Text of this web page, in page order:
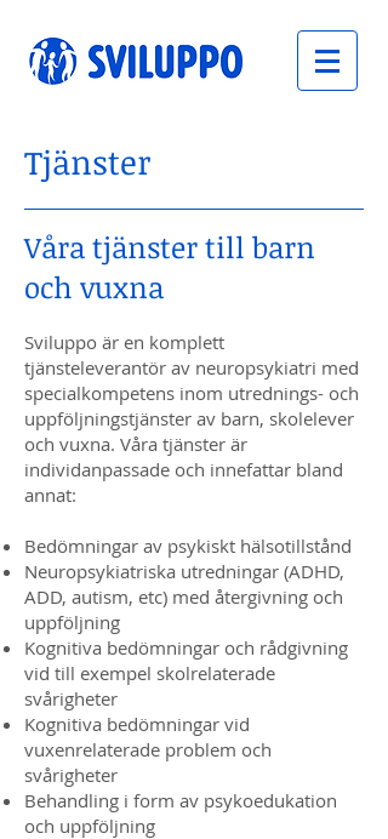
Tjänster
Våra tjänster till barn
och vuxna
Sviluppo är en komplett
tjänsteleverantör av neuropsykiatri med
specialkompetens inom utrednings- och
uppföljningstjänster av barn, skolelever
och vuxna. Våra tjänster är
individanpassade och innefattar bland
annat:
Bedömningar av psykiskt hälsotillstånd
Neuropsykiatriska utredningar (ADHD,
ADD, autism, etc) med återgivning och
uppföljning
Kognitiva bedömningar och rådgivning
vid till exempel skolrelaterade
svårigheter​
Kognitiva bedömningar vid
vuxenrelaterade problem och
svårigheter
Behandling i form av psykoedukation
och uppföljning